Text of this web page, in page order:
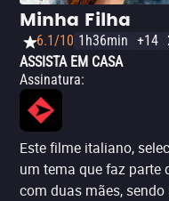
crime. É um filme forte
momento traz
cineasta do sujo, do
com certeza, não faria
não é um filme que dá
encontrar dilemas
dos personagens e
atitudes.
Minha Filha
6.1/10 1h36min +14
ASSISTA EM CASA
Assinatura:
Este filme italiano,
um tema que faz parte
com duas mães,